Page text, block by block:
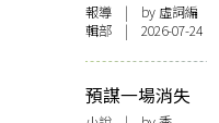
報導 | by 虛詞編
輯部 | 2026-07-24
預謀一場消失